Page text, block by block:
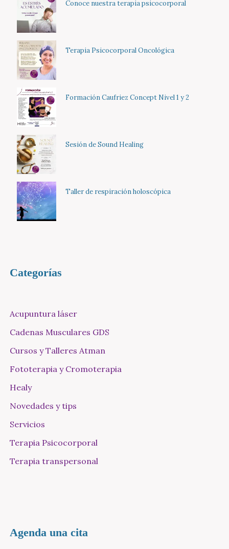
Conoce nuestra terapia psicocorporal
Terapia Psicocorporal Oncológica
Formación Caufriez Concept Nivel 1 y 2
Sesión de Sound Healing
Taller de respiración holoscópica
Categorías
Acupuntura láser
Cadenas Musculares GDS
Cursos y Talleres Atman
Fototerapia y Cromoterapia
Healy
Novedades y tips
Servicios
Terapia Psicocorporal
Terapia transpersonal
Agenda una cita